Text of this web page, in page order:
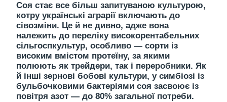
Соя стає все більш запитуваною культурою,
котру українські аграрії включають до
сівозміни. Це й не дивно, адже вона
належить до переліку високорентабельних
сільгоспкультур, особливо — сорти із
високим вмістом протеїну, за якими
полюють як трейдери, так і переробники. Як
й інші зернові бобові культури, у симбіозі із
бульбочковими бактеріями соя засвоює із
повітря азот — до 80% загальної потреби.